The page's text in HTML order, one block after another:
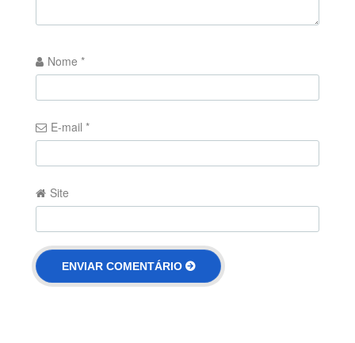
Nome *
E-mail *
Site